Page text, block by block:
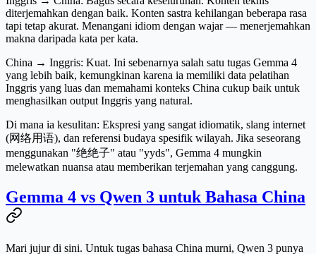
diterjemahkan dengan baik. Konten sastra kehilangan beberapa rasa
tapi tetap akurat. Menangani idiom dengan wajar — menerjemahkan
makna daripada kata per kata.
China → Inggris: Kuat. Ini sebenarnya salah satu tugas Gemma 4
yang lebih baik, kemungkinan karena ia memiliki data pelatihan
Inggris yang luas dan memahami konteks China cukup baik untuk
menghasilkan output Inggris yang natural.
Di mana ia kesulitan: Ekspresi yang sangat idiomatik, slang internet
(网络用语), dan referensi budaya spesifik wilayah. Jika seseorang
menggunakan "绝绝子" atau "yyds", Gemma 4 mungkin
melewatkan nuansa atau memberikan terjemahan yang canggung.
Gemma 4 vs Qwen 3 untuk Bahasa China
Mari jujur di sini. Untuk tugas bahasa China murni, Qwen 3 punya